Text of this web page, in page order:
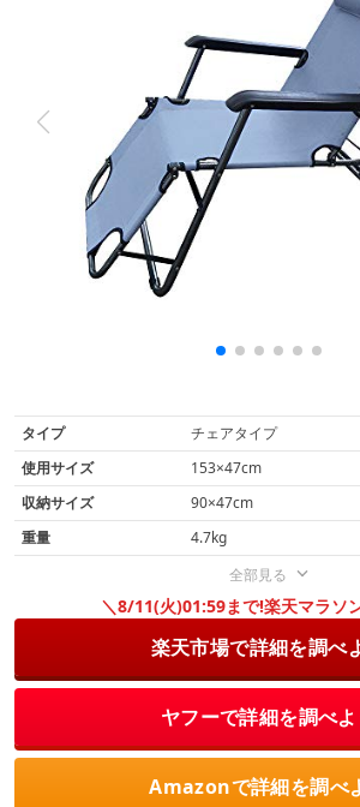
タイプ
チェアタイプ
使用サイズ
153×47cm
収納サイズ
90×47cm
重量
4.7kg
全部見る
＼8/11(火)01:59まで!楽天マラソ
楽天市場で詳細を調べ
ヤフーで詳細を調べよ
Amazonで詳細を調べ